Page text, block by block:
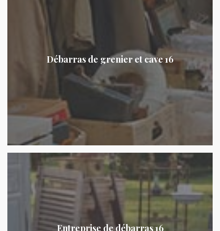
Débarras de grenier et cave 16
Entreprise de débarras 16